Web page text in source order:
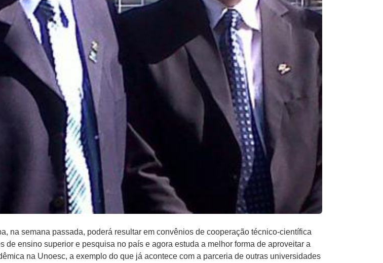
na semana passada, poderá resultar em convênios de cooperação técnico-científica
ensino superior e pesquisa no país e agora estuda a melhor forma de aproveitar a
na Unoesc, a exemplo do que já acontece com a parceria de outras universidades